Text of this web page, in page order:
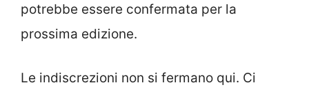
potrebbe essere confermata per la
prossima edizione.
Le indiscrezioni non si fermano qui. Ci